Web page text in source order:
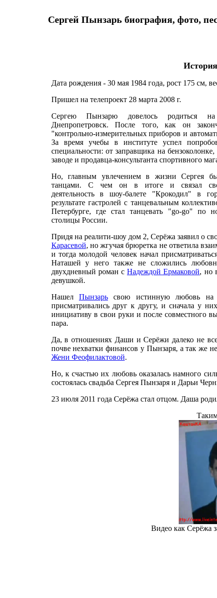
Сергей Пынзарь биография, фото,
Дата рождения - 30 мая 1984 года, рост 175 см,
Пришел на телепроект 28 марта 2008 г.
Сергею Пынзарю довелось родиться
Днепропетровск. После того, как он
"контрольно-измерительных приборов и
За время учебы в институте успел
специальности: от заправщика на
заводе и продавца-консультанта спортивного
Но, главным увлечением в жизни Сергея
танцами. С чем он в итоге и связал
деятельность в шоу-балете "Крокодил" в
результате гастролей с танцевальным
Петербурге, где стал танцевать "go-go" по
столицы России.
Придя на реалити-шоу дом 2, Серёжа заявил о
Карасевой, но жгучая брюретка не ответила
и тогда молодой человек начал
Наташей у него также не сложились
двухдневный роман сНадеждой Ермаковой, но
девушкой.
Нашел Пынзарьсвою истинную любовь
присматривались друг к другу, и сначала у
инициативу в свои руки и после совместного
пара.
Да, в отношениях Даши и Серёжи далеко не
почве нехватки финансов у Пынзаря, а так же
Жени Феофилактовой.
Но, к счастью их любовь оказалась намного
состоялась свадьба Сергея Пынзаря и Дарьи
23 июля 2011 года Серёжа стал отцом. Даша
Видео как Серёжа